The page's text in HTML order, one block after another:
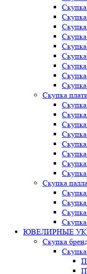
Скупка
Скупка
Скупка
Скупка
Скупка
Скупка
Скупка
Скупка
ЮВЕЛИРНЫЕ
Скупка